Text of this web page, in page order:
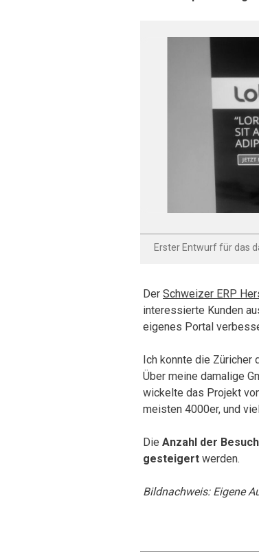
Erster Entwurf für das
Der Schweizer ERP
interessierte Kunden
eigenes Portal
Ich konnte die Züricher
Über meine damalige
wickelte das Projekt
meisten 4000er, und
Die Anzahl der
gesteigert werden.
Bildnachweis: Eigene